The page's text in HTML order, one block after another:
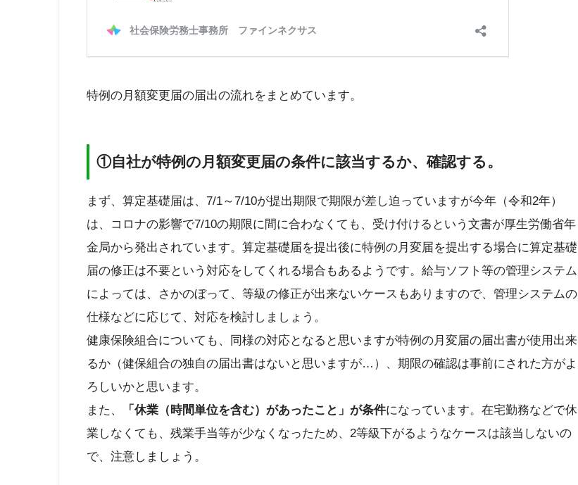
特例の月額変更届の届出の流れをまとめています。
①自社が特例の月額変更届の条件に該当するか、確認する。
まず、算定基礎届は、7/1～7/10が提出期限で期限が差し迫っていますが今年（令和2年）
は、コロナの影響で7/10の期限に間に合わなくても、受け付けるという文書が厚生労働省年
金局から発出されています。算定基礎届を提出後に特例の月変届を提出する場合に算定基礎
届の修正は不要という対応をしてくれる場合もあるようです。給与ソフト等の管理システム
によっては、さかのぼって、等級の修正が出来ないケースもありますので、管理システムの
仕様などに応じて、対応を検討しましょう。
健康保険組合についても、同様の対応となると思いますが特例の月変届の届出書が使用出来
るか（健保組合の独自の届出書はないと思いますが…）、期限の確認は事前にされた方がよ
ろしいかと思います。
また、
「休業（時間単位を含む）があったこと」が条件になっています。在宅勤務などで休
業しなくても、残業手当等が少なくなったため、2等級下がるようなケースは該当しないの
で、注意しましょう。